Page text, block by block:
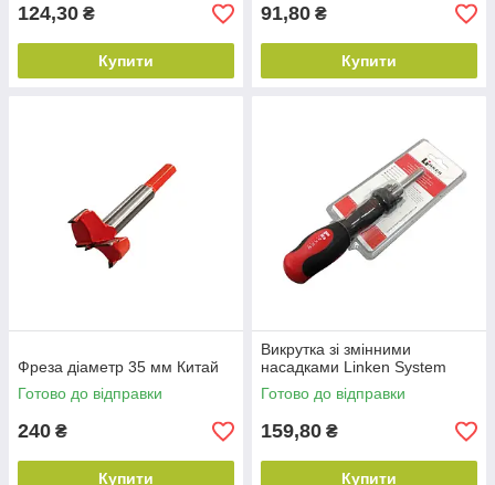
124,30 ₴
Купити
91,80 ₴
Купити
Фреза діаметр 35 мм Китай
Готово до відправки
240 ₴
Купити
Викрутка зі змінними
насадками Linken System
Готово до відправки
159,80 ₴
Купити